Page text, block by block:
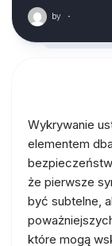
by ·
Wykrywanie
elementem
że pierwsze
być subtelne,
które mogą